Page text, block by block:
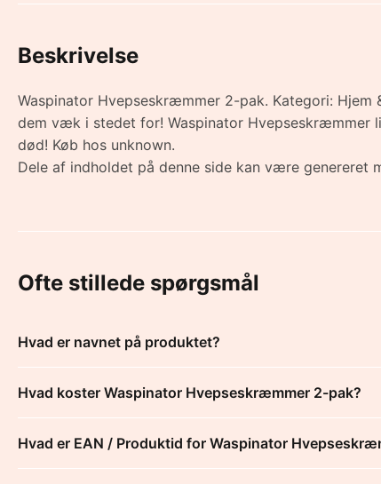
Beskrivelse
Waspinator Hvepseskræmmer 2-pak. Kategori:
dem væk i stedet for! Waspinator Hvepseskræmmer
død! Køb hos unknown.
Dele af indholdet på denne side kan være genereret
Ofte stillede spørgsmål
Hvad er navnet på produktet?
Hvad koster Waspinator Hvepseskræmmer 2-pak?
Hvad er EAN / Produktid for Waspinator